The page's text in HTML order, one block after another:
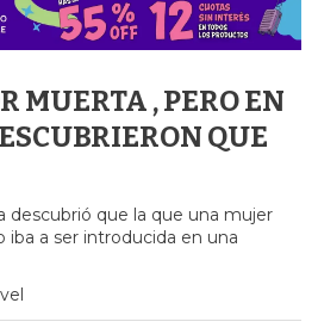
MUERTA , PERO EN
QUE
descubrió que la que una mujer
iba a ser introducida en una